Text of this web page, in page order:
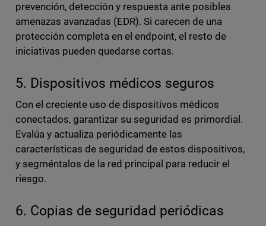
prevención, detección y respuesta ante posibles
amenazas avanzadas (EDR). Si carecen de una
protección completa en el endpoint, el resto de
iniciativas pueden quedarse cortas.
5. Dispositivos médicos seguros
Con el creciente uso de dispositivos médicos
conectados, garantizar su seguridad es primordial.
Evalúa y actualiza periódicamente las
características de seguridad de estos dispositivos,
y segméntalos de la red principal para reducir el
riesgo.
6. Copias de seguridad periódicas